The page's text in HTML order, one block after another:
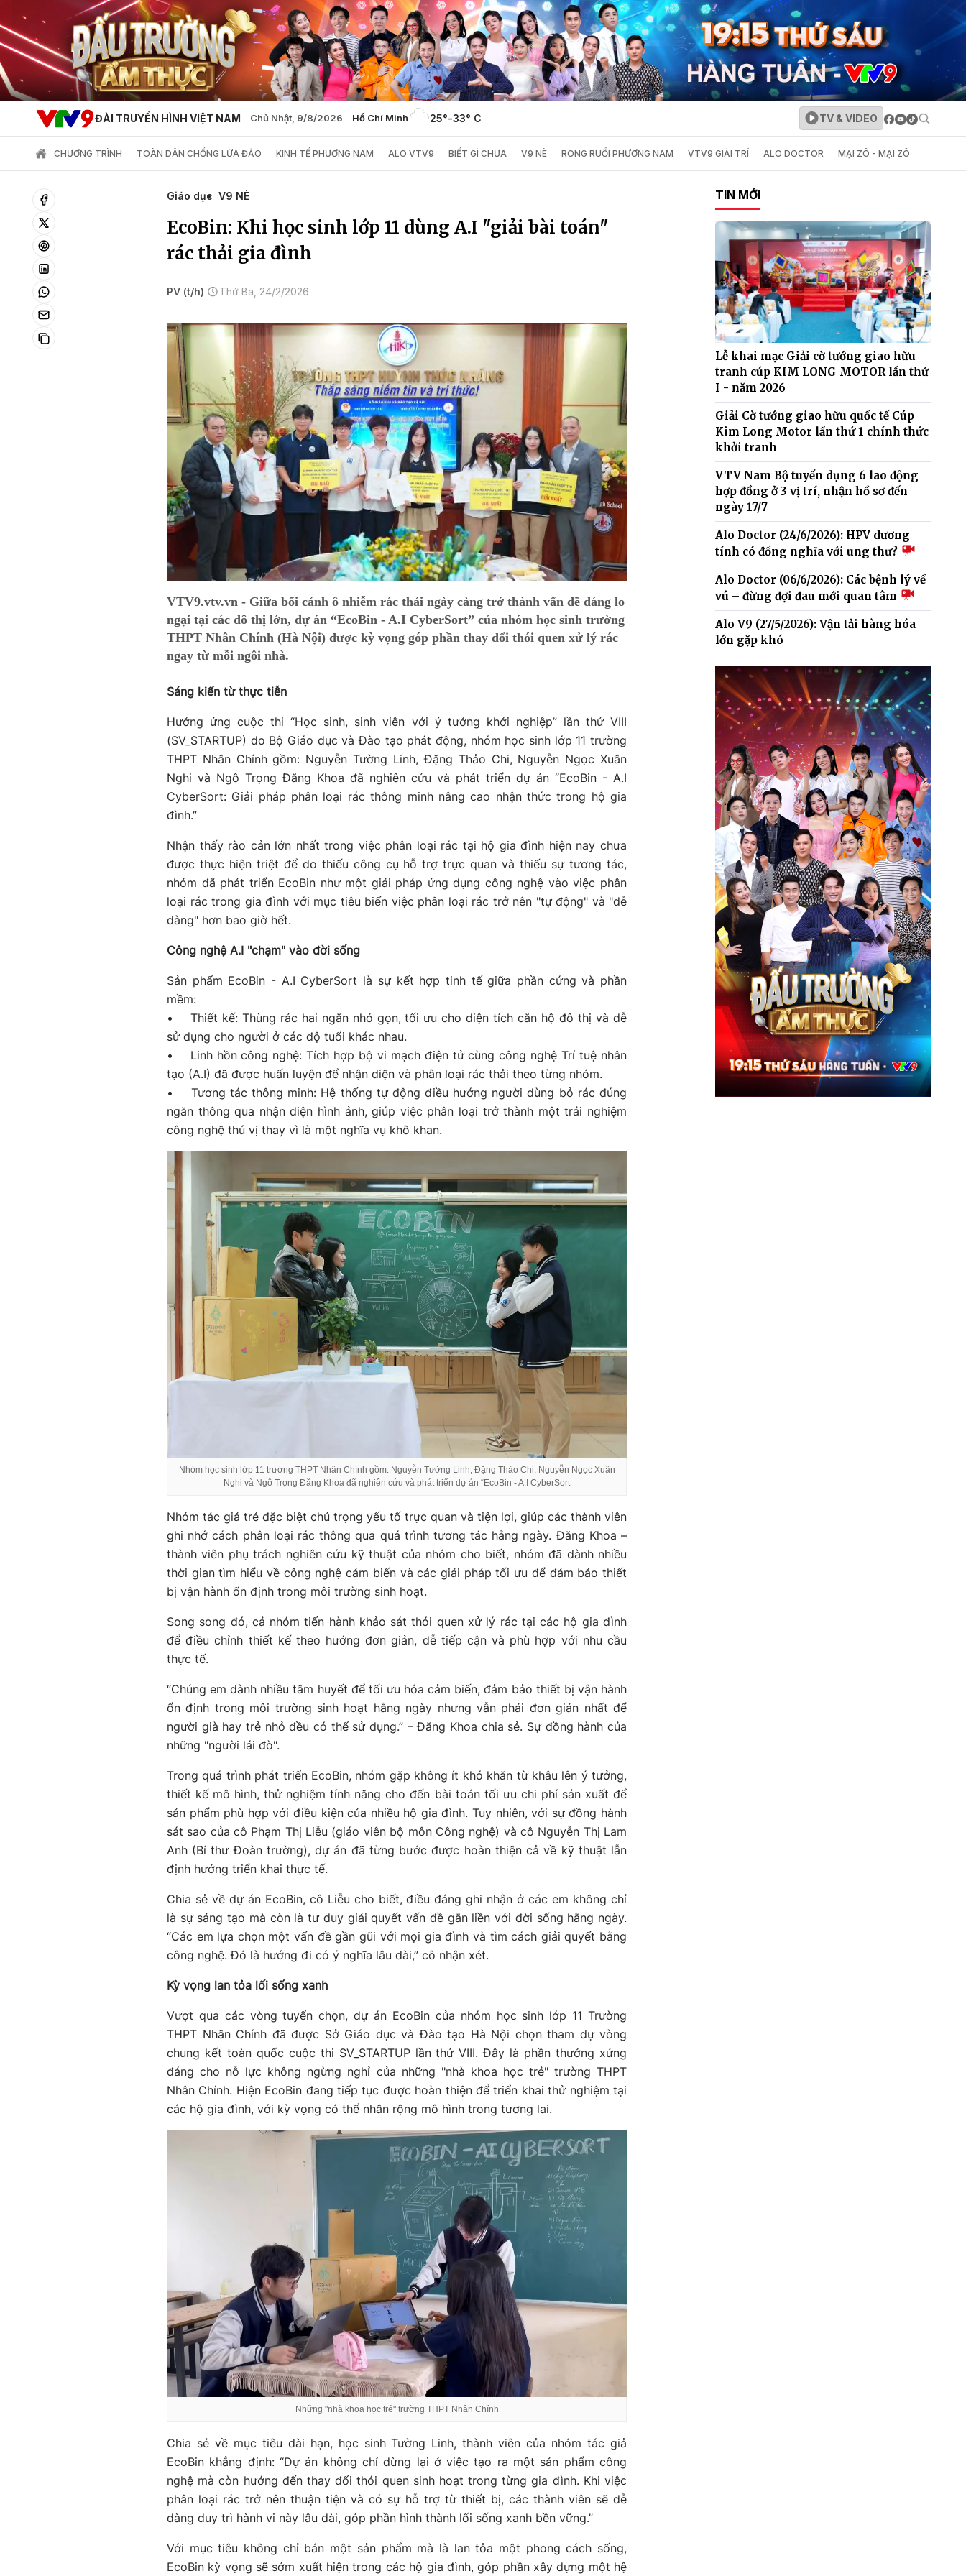
ĐÀI TRUYỀN HÌNH VIỆT NAM Chủ Nhật, 9/8/2026 Hồ Chí Minh 25°-33° C TV & VIDEO
CHƯƠNG TRÌNH TOÀN DÂN CHỐNG LỪA ĐẢO KINH TẾ PHƯƠNG NAM ALO VTV9 BIẾT GÌ CHƯA V9 NÈ RONG RUỔI PHƯƠNG NAM VTV9 GIẢI TRÍ ALO DOCTOR MẠI ZÔ - MẠI ZÔ
Giáo dục V9 NÈ
EcoBin: Khi học sinh lớp 11 dùng A.I "giải bài toán"
rác thải gia đình
PV (t/h) Thứ Ba, 24/2/2026
VTV9.vtv.vn - Giữa bối cảnh ô nhiễm rác thải ngày càng trở thành vấn đề đáng lo
ngại tại các đô thị lớn, dự án “EcoBin - A.I CyberSort” của nhóm học sinh trường
THPT Nhân Chính (Hà Nội) được kỳ vọng góp phần thay đổi thói quen xử lý rác
ngay từ mỗi ngôi nhà.
Sáng kiến từ thực tiễn
Hưởng ứng cuộc thi “Học sinh, sinh viên với ý tưởng khởi nghiệp” lần thứ VIII
(SV_STARTUP) do Bộ Giáo dục và Đào tạo phát động, nhóm học sinh lớp 11 trường
THPT Nhân Chính gồm: Nguyễn Tường Linh, Đặng Thảo Chi, Nguyễn Ngọc Xuân
Nghi và Ngô Trọng Đăng Khoa đã nghiên cứu và phát triển dự án “EcoBin - A.I
CyberSort: Giải pháp phân loại rác thông minh nâng cao nhận thức trong hộ gia
đình.”
Nhận thấy rào cản lớn nhất trong việc phân loại rác tại hộ gia đình hiện nay chưa
được thực hiện triệt để do thiếu công cụ hỗ trợ trực quan và thiếu sự tương tác,
nhóm đã phát triển EcoBin như một giải pháp ứng dụng công nghệ vào việc phân
loại rác trong gia đình với mục tiêu biến việc phân loại rác trở nên "tự động" và "dễ
dàng" hơn bao giờ hết.
Công nghệ A.I "chạm" vào đời sống
Sản phẩm EcoBin - A.I CyberSort là sự kết hợp tinh tế giữa phần cứng và phần
mềm:
• Thiết kế: Thùng rác hai ngăn nhỏ gọn, tối ưu cho diện tích căn hộ đô thị và dễ
sử dụng cho người ở các độ tuổi khác nhau.
• Linh hồn công nghệ: Tích hợp bộ vi mạch điện tử cùng công nghệ Trí tuệ nhân
tạo (A.I) đã được huấn luyện để nhận diện và phân loại rác thải theo từng nhóm.
• Tương tác thông minh: Hệ thống tự động điều hướng người dùng bỏ rác đúng
ngăn thông qua nhận diện hình ảnh, giúp việc phân loại trở thành một trải nghiệm
công nghệ thú vị thay vì là một nghĩa vụ khô khan.
Nhóm học sinh lớp 11 trường THPT Nhân Chính gồm: Nguyễn Tường Linh, Đặng Thảo Chi, Nguyễn Ngọc Xuân
Nghi và Ngô Trọng Đăng Khoa đã nghiên cứu và phát triển dự án “EcoBin - A.I CyberSort
Nhóm tác giả trẻ đặc biệt chú trọng yếu tố trực quan và tiện lợi, giúp các thành viên
ghi nhớ cách phân loại rác thông qua quá trình tương tác hằng ngày. Đăng Khoa –
thành viên phụ trách nghiên cứu kỹ thuật của nhóm cho biết, nhóm đã dành nhiều
thời gian tìm hiểu về công nghệ cảm biến và các giải pháp tối ưu để đảm bảo thiết
bị vận hành ổn định trong môi trường sinh hoạt.
Song song đó, cả nhóm tiến hành khảo sát thói quen xử lý rác tại các hộ gia đình
để điều chỉnh thiết kế theo hướng đơn giản, dễ tiếp cận và phù hợp với nhu cầu
thực tế.
“Chúng em dành nhiều tâm huyết để tối ưu hóa cảm biến, đảm bảo thiết bị vận hành
ổn định trong môi trường sinh hoạt hằng ngày nhưng vẫn phải đơn giản nhất để
người già hay trẻ nhỏ đều có thể sử dụng.” – Đăng Khoa chia sẻ. Sự đồng hành của
những "người lái đò".
Trong quá trình phát triển EcoBin, nhóm gặp không ít khó khăn từ khâu lên ý tưởng,
thiết kế mô hình, thử nghiệm tính năng cho đến bài toán tối ưu chi phí sản xuất để
sản phẩm phù hợp với điều kiện của nhiều hộ gia đình. Tuy nhiên, với sự đồng hành
sát sao của cô Phạm Thị Liễu (giáo viên bộ môn Công nghệ) và cô Nguyễn Thị Lam
Anh (Bí thư Đoàn trường), dự án đã từng bước được hoàn thiện cả về kỹ thuật lẫn
định hướng triển khai thực tế.
Chia sẻ về dự án EcoBin, cô Liễu cho biết, điều đáng ghi nhận ở các em không chỉ
là sự sáng tạo mà còn là tư duy giải quyết vấn đề gắn liền với đời sống hằng ngày.
“Các em lựa chọn một vấn đề gần gũi với mọi gia đình và tìm cách giải quyết bằng
công nghệ. Đó là hướng đi có ý nghĩa lâu dài,” cô nhận xét.
Kỳ vọng lan tỏa lối sống xanh
Vượt qua các vòng tuyển chọn, dự án EcoBin của nhóm học sinh lớp 11 Trường
THPT Nhân Chính đã được Sở Giáo dục và Đào tạo Hà Nội chọn tham dự vòng
chung kết toàn quốc cuộc thi SV_STARTUP lần thứ VIII. Đây là phần thưởng xứng
đáng cho nỗ lực không ngừng nghỉ của những "nhà khoa học trẻ" trường THPT
Nhân Chính. Hiện EcoBin đang tiếp tục được hoàn thiện để triển khai thử nghiệm tại
các hộ gia đình, với kỳ vọng có thể nhân rộng mô hình trong tương lai.
Những "nhà khoa học trẻ" trường THPT Nhân Chính
Chia sẻ về mục tiêu dài hạn, học sinh Tường Linh, thành viên của nhóm tác giả
EcoBin khẳng định: “Dự án không chỉ dừng lại ở việc tạo ra một sản phẩm công
nghệ mà còn hướng đến thay đổi thói quen sinh hoạt trong từng gia đình. Khi việc
phân loại rác trở nên thuận tiện và có sự hỗ trợ từ thiết bị, các thành viên sẽ dễ
dàng duy trì hành vi này lâu dài, góp phần hình thành lối sống xanh bền vững.”
Với mục tiêu không chỉ bán một sản phẩm mà là lan tỏa một phong cách sống,
EcoBin kỳ vọng sẽ sớm xuất hiện trong các hộ gia đình, góp phần xây dựng một hệ
TIN MỚI
Lễ khai mạc Giải cờ tướng giao hữu
tranh cúp KIM LONG MOTOR lần thứ
I - năm 2026
Giải Cờ tướng giao hữu quốc tế Cúp
Kim Long Motor lần thứ 1 chính thức
khởi tranh
VTV Nam Bộ tuyển dụng 6 lao động
hợp đồng ở 3 vị trí, nhận hồ sơ đến
ngày 17/7
Alo Doctor (24/6/2026): HPV dương
tính có đồng nghĩa với ung thư?
Alo Doctor (06/6/2026): Các bệnh lý về
vú – đừng đợi đau mới quan tâm
Alo V9 (27/5/2026): Vận tải hàng hóa
lớn gặp khó